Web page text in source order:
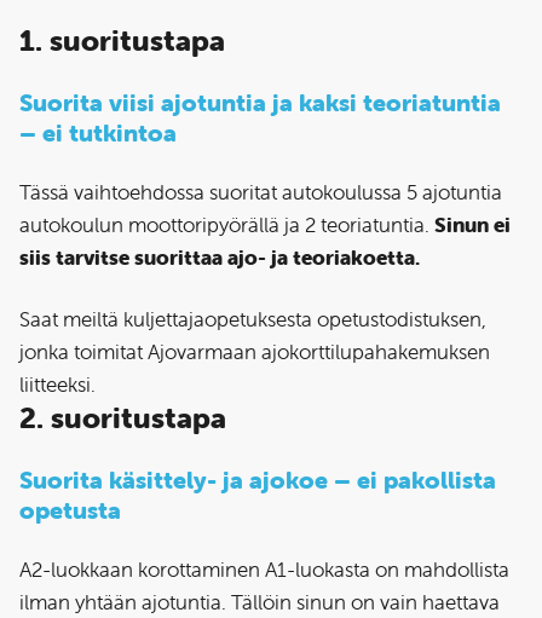
1. suoritustapa
Suorita viisi ajotuntia ja kaksi teoriatuntia
– ei tutkintoa
Tässä vaihtoehdossa suoritat autokoulussa 5 ajotuntia
autokoulun moottoripyörällä ja 2 teoriatuntia. Sinun ei
siis tarvitse suorittaa ajo- ja teoriakoetta.
Saat meiltä kuljettajaopetuksesta opetustodistuksen,
jonka toimitat Ajovarmaan ajokorttilupahakemuksen
liitteeksi.
2. suoritustapa
Suorita käsittely- ja ajokoe – ei pakollista
opetusta
A2-luokkaan korottaminen A1-luokasta on mahdollista
ilman yhtään ajotuntia. Tällöin sinun on vain haettava